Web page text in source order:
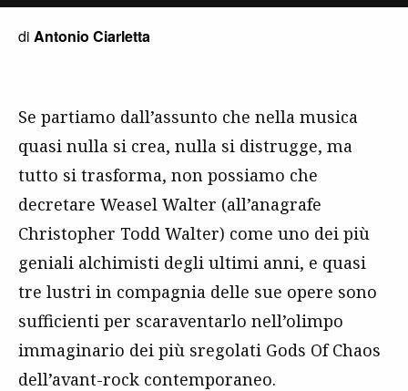
di Antonio Ciarletta
Se partiamo dall’assunto che nella musica
quasi nulla si crea, nulla si distrugge, ma
tutto si trasforma, non possiamo che
decretare Weasel Walter (all’anagrafe
Christopher Todd Walter) come uno dei più
geniali alchimisti degli ultimi anni, e quasi
tre lustri in compagnia delle sue opere sono
sufficienti per scaraventarlo nell’olimpo
immaginario dei più sregolati Gods Of Chaos
dell’avant-rock contemporaneo.